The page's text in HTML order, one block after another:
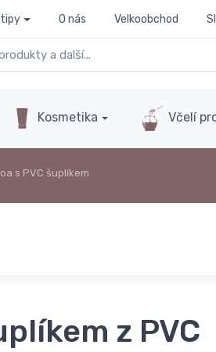
tipy O nás Velkoobchod
Kosmetika Včelí
s PVC šuplíkem
z PVC